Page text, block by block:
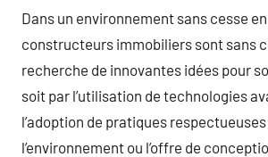
Dans un environnement sans cesse
constructeurs immobiliers sont sans
recherche de innovantes idées pour
soit par l’utilisation de technologies
l’adoption de pratiques respectueuses
l’environnement ou l’offre de